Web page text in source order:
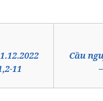
11
Cầu